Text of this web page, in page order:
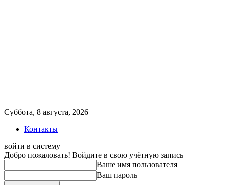
Суббота, 8 августа, 2026
Контакты
войти в систему
Добро пожаловать! Войдите в свою учётную запись
Ваше имя пользователя
Ваш пароль